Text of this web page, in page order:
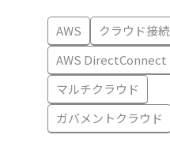
AWS クラウド接続
AWS DirectConnect
マルチクラウド
ガバメントクラウド